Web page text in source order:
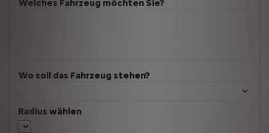
Welches Fahrzeug möchten Sie?
Wo soll das Fahrzeug stehen?
Radius wählen